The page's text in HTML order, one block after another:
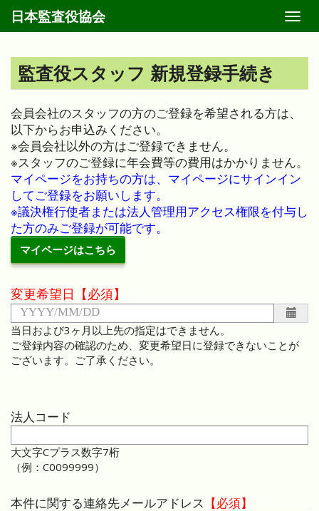
日本監査役協会
監査役スタッフ 新規登録手続き
会員会社のスタッフの方のご登録を希望される方は、
以下からお申込みください。
※会員会社以外の方はご登録できません。
※スタッフのご登録に年会費等の費用はかかりません。
マイページをお持ちの方は、マイページにサインイン
してご登録をお願いします。
※議決権行使者または法人管理用アクセス権限を付与し
た方のみご登録が可能です。
マイページはこちら
変更希望日
当日および3ヶ月以上先の指定はできません。
ご登録内容の確認のため、変更希望日に登録できないことが
ございます。ご了承ください。
法人コード
大文字Cプラス数字7桁
（例：C0099999）
本件に関する連絡先メールアドレス